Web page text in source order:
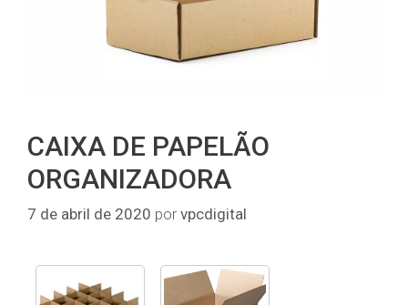
CAIXA DE PAPELÃO
ORGANIZADORA
7 de abril de 2020 porvpcdigital